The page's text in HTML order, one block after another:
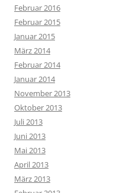
Februar 2016
Februar 2015
Januar 2015
März 2014
Februar 2014
Januar 2014
November 2013
Oktober 2013
Juli 2013
Juni 2013
Mai 2013
April 2013
März 2013